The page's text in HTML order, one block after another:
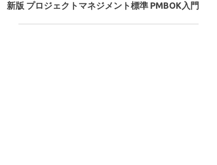
新版 プロジェクトマネジメント標準 PMBOK入門